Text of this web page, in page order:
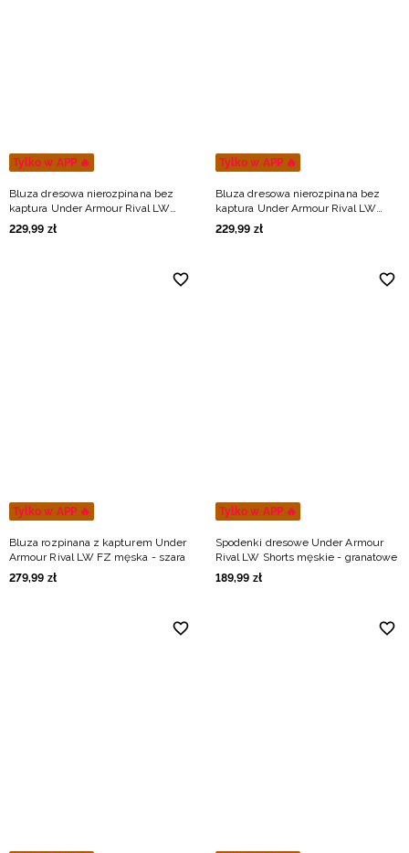
Tylko w APP 🔥
Bluza dresowa nierozpinana bez
kaptura Under Armour Rival LW
Crew męska - zielona
229,99 zł
Tylko w APP 🔥
Bluza dresowa nierozpinana bez
kaptura Under Armour Rival LW
Crew męska - czarna
229,99 zł
Tylko w APP 🔥
Bluza rozpinana z kapturem Under
Armour Rival LW FZ męska - szara
279,99 zł
Tylko w APP 🔥
Spodenki dresowe Under Armour
Rival LW Shorts męskie - granatowe
189,99 zł